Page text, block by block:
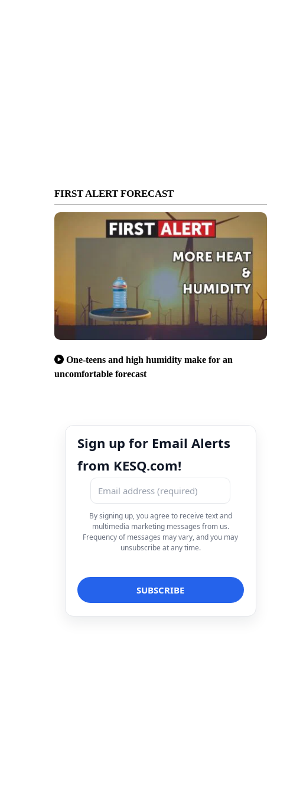
FIRST ALERT FORECAST
One-teens and high humidity make for an
uncomfortable forecast
Sign up for Email Alerts
from KESQ.com!
By signing up, you agree to receive text and
multimedia marketing messages from us.
Frequency of messages may vary, and you may
unsubscribe at any time.